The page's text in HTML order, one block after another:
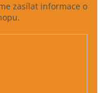
zasílat informace o